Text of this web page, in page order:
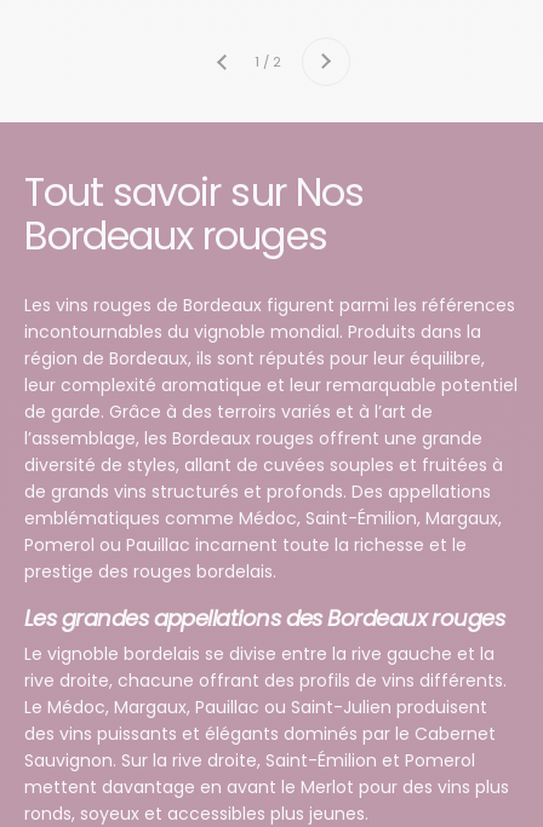
Précédent 1 / 2 Suivant
Tout savoir sur Nos
Bordeaux rouges
Les vins rouges de Bordeaux figurent parmi les références
incontournables du vignoble mondial. Produits dans la
région de Bordeaux, ils sont réputés pour leur équilibre,
leur complexité aromatique et leur remarquable potentiel
de garde. Grâce à des terroirs variés et à l’art de
l’assemblage, les Bordeaux rouges offrent une grande
diversité de styles, allant de cuvées souples et fruitées à
de grands vins structurés et profonds. Des appellations
emblématiques comme Médoc, Saint-Émilion, Margaux,
Pomerol ou Pauillac incarnent toute la richesse et le
prestige des rouges bordelais.
Les grandes appellations des Bordeaux rouges
Le vignoble bordelais se divise entre la rive gauche et la
rive droite, chacune offrant des profils de vins différents.
Le Médoc, Margaux, Pauillac ou Saint-Julien produisent
des vins puissants et élégants dominés par le Cabernet
Sauvignon. Sur la rive droite, Saint-Émilion et Pomerol
mettent davantage en avant le Merlot pour des vins plus
ronds, soyeux et accessibles plus jeunes.